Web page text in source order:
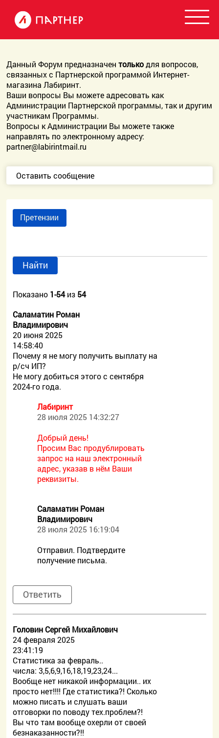
Данный Форум предназначентолькодля вопросов,
связанных с Партнерской программой Интернет-
магазина Лабиринт.
Ваши вопросы Вы можете адресовать как
Администрации Партнерской программы, так и другим
участникам Программы.
Вопросы к Администрации Вы можете также
направлять по электронному адресу:
partner@labirintmail.ru
Оставить сообщение
Претензии
Найти
Показано 1-54из 54
Саламатин Роман
Владимирович
20 июня 2025
14:58:40
Почему я не могу получить выплату на
р/сч ИП?
Не могу добиться этого с сентября
2024-го года.
Лабиринт
28 июля 2025 14:32:27
Добрый день!
Просим Вас продублировать
запрос на наш электронный
адрес, указав в нём Ваши
реквизиты.
Саламатин Роман
Владимирович
28 июля 2025 16:19:04
Отправил. Подтвердите
получение письма.
Ответить
Головин Сергей Михайлович
24 февраля 2025
23:41:19
Статистика за февраль..
числа: 3,5,6,9,16,18,19,23,24...
Вообще нет никакой информации.. их
просто нет!!!! Где статистика?! Сколько
можно писать и слушать ваши
отговорки по поводу тех.проблем?!
Вы что там вообще охерли от своей
безнаказанности?!!